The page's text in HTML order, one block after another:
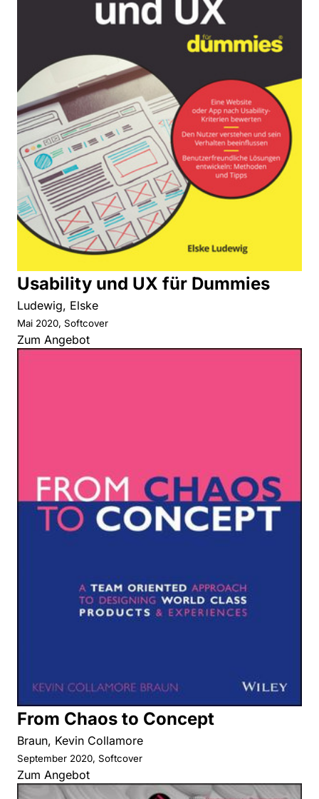
Usability und UX für Dummies
Ludewig, Elske
Mai 2020, Softcover
Zum Angebot
From Chaos to Concept
Braun, Kevin Collamore
September 2020, Softcover
Zum Angebot